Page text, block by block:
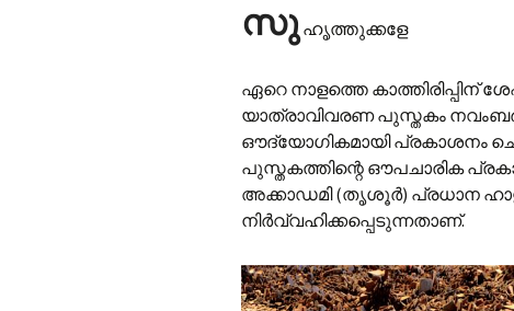
സു ഹൃത്തുക്കളേ
ഏറെ നാളത്തെ കാത്തിരിപ്പിന്
യാത്രാവിവരണ പുസ്തകം
ഔദ്യോഗികമായി പ്രകാശനം
പുസ്തകത്തിന്റെ ഔപചാരിക
അക്കാഡമി (തൃശൂർ) പ്രധാന
നിർവ്വഹിക്കപ്പെടുന്നതാണ്.